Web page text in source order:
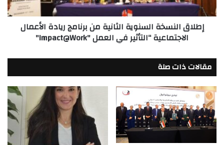
الأعمال
الاجتماعية
“التأثير
"Impact@Work"
إطلاق النسخة السنوية الثانية من برنامج ريادة الأعمال
الاجتماعية “التأثير في العمل "Impact@Work"
مقالات ذات صلة